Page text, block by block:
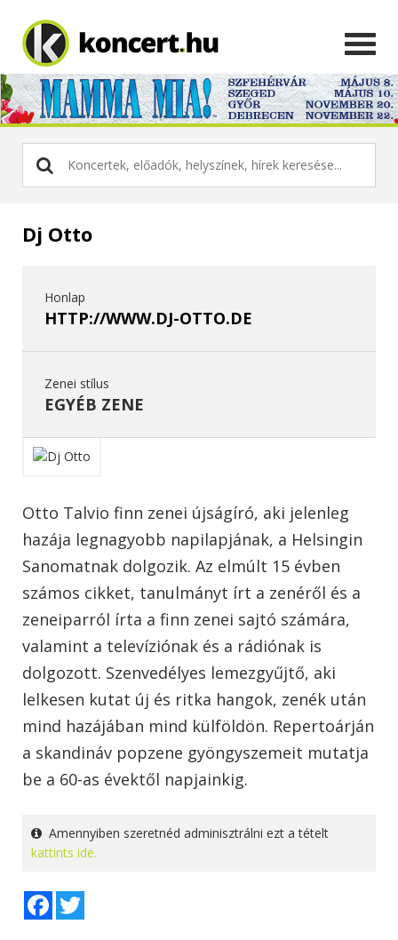
Dj Otto
Honlap
HTTP://WWW.DJ-OTTO.DE
Zenei stílus
EGYÉB ZENE
Otto Talvio finn zenei újságíró, aki jelenleg
hazája legnagyobb napilapjának, a Helsingin
Sanomatnak dolgozik. Az elmúlt 15 évben
számos cikket, tanulmányt írt a zenéről és a
zeneiparról írta a finn zenei sajtó számára,
valamint a televíziónak és a rádiónak is
dolgozott. Szenvedélyes lemezgyűjtő, aki
lelkesen kutat új és ritka hangok, zenék után
mind hazájában mind külföldön. Repertoárján
a skandináv popzene gyöngyszemeit mutatja
be a 60-as évektől napjainkig.
Amennyiben szeretnéd adminisztrálni ezt a tételt
kattints ide.
Facebook